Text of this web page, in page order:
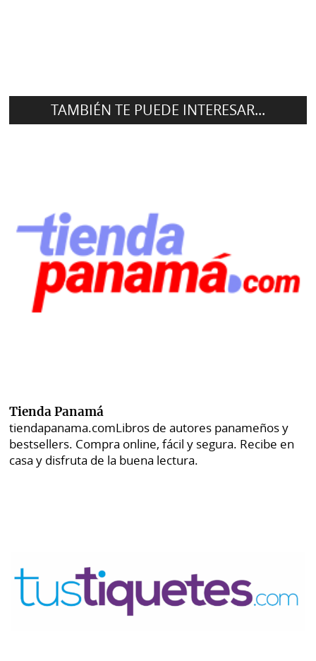
TAMBIÉN TE PUEDE INTERESAR...
Tienda Panamá
tiendapanama.comLibros de autores panameños y
bestsellers. Compra online, fácil y segura. Recibe en
casa y disfruta de la buena lectura.